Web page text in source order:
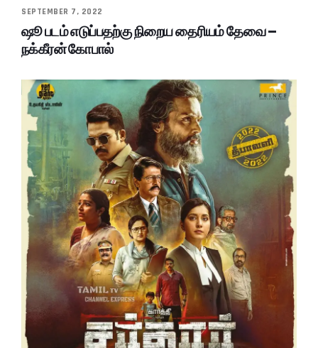
SEPTEMBER 7, 2022
ஷூ படம் எடுப்பதற்கு நிறைய தைரியம் தேவை –
நக்கீரன் கோபால்